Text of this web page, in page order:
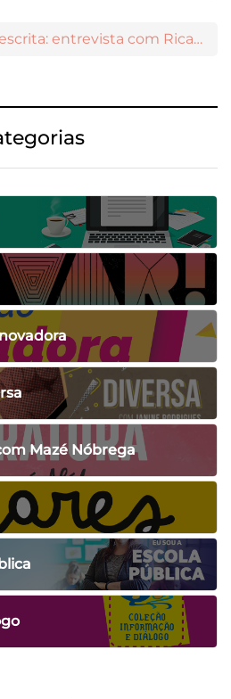
Diferentes tipos de escrita: entrevista com Ricardo Prado
Mazé Nóbrega